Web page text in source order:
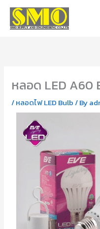
Skip
content
หลอด LED A60
/หลอดไฟ LED Bulb/ By